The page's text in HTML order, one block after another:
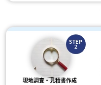
STEP
2
現地調査・見積書作成